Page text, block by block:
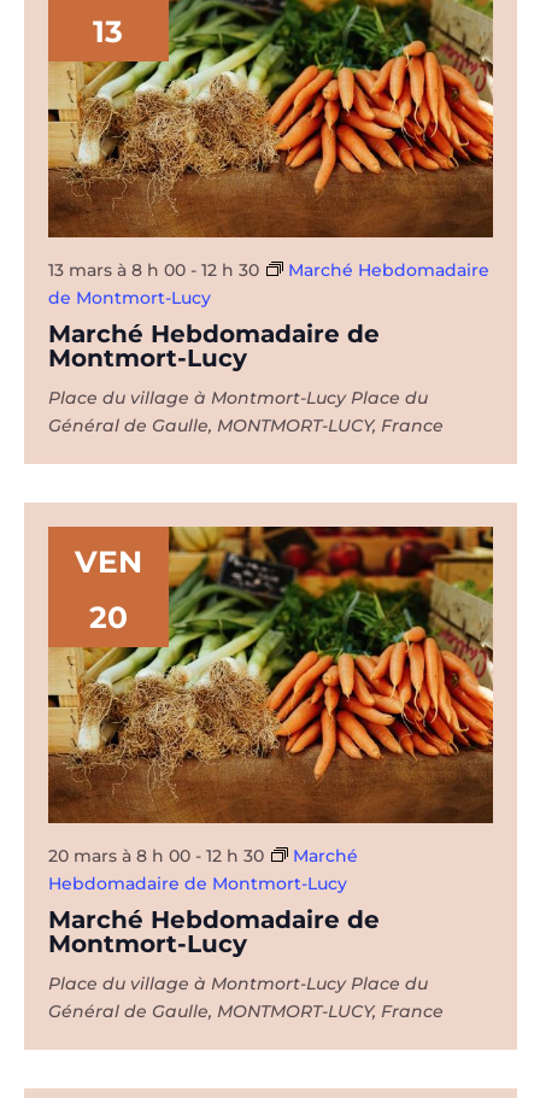
13
Marché Hebdomadaire de
Montmort-Lucy
13 mars à 8 h 00- 12 h 30
Marché Hebdomadaire
de Montmort-Lucy
Place du village à Montmort-Lucy Place du
Général de Gaulle, MONTMORT-LUCY, France
VEN
20
Marché Hebdomadaire de
Montmort-Lucy
20 mars à 8 h 00- 12 h 30
Marché
Hebdomadaire de Montmort-Lucy
Place du village à Montmort-Lucy Place du
Général de Gaulle, MONTMORT-LUCY, France